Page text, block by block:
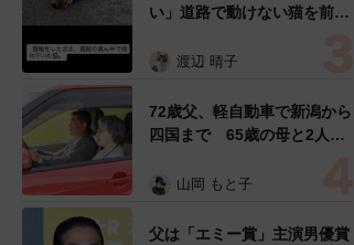
い」道路で動けない猫を前に
ようとした4日間 「命の重
表の訴え
渡辺 晴子
72歳父、軽自動車で新潟から
四国まで 65歳の母と2人で
憩まで分刻み… 「大学生で
山岡 もと子
父は「エミー賞」主演男優賞